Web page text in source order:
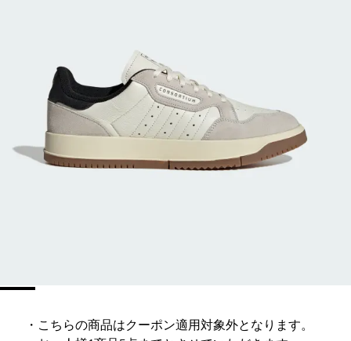
・こちらの商品はクーポン適用対象外となります。